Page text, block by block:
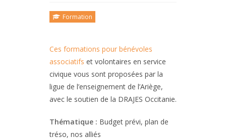
Formation
Ces formations pour bénévoles
associatifs et volontaires en service
civique vous sont proposées par la
ligue de l’enseignement de l’Ariège,
avec le soutien de la DRAJES Occitanie.
Thématique : Budget prévi, plan de
tréso, nos alliés